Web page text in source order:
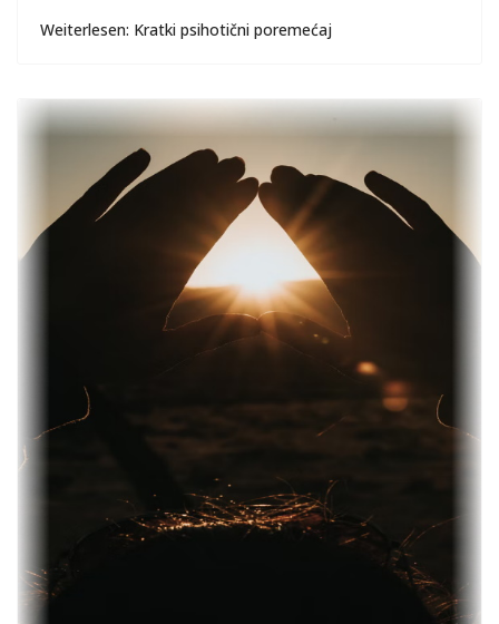
Weiterlesen: Kratki psihotični poremećaj